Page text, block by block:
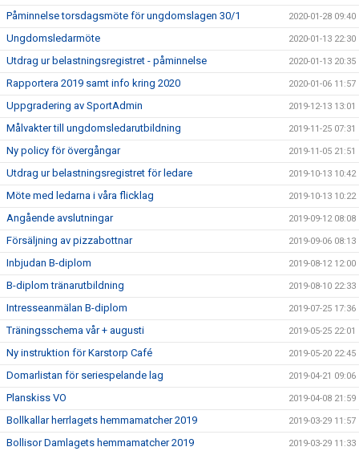
Påminnelse torsdagsmöte för ungdomslagen 30/1 2020-01-28 09:40
Ungdomsledarmöte 2020-01-13 22:30
Utdrag ur belastningsregistret - påminnelse 2020-01-13 20:35
Rapportera 2019 samt info kring 2020 2020-01-06 11:57
Uppgradering av SportAdmin 2019-12-13 13:01
Målvakter till ungdomsledarutbildning 2019-11-25 07:31
Ny policy för övergångar 2019-11-05 21:51
Utdrag ur belastningsregistret för ledare 2019-10-13 10:42
Möte med ledarna i våra flicklag 2019-10-13 10:22
Angående avslutningar 2019-09-12 08:08
Försäljning av pizzabottnar 2019-09-06 08:13
Inbjudan B-diplom 2019-08-12 12:00
B-diplom tränarutbildning 2019-08-10 22:33
Intresseanmälan B-diplom 2019-07-25 17:36
Träningsschema vår + augusti 2019-05-25 22:01
Ny instruktion för Karstorp Café 2019-05-20 22:45
Domarlistan för seriespelande lag 2019-04-21 09:06
Planskiss VO 2019-04-08 21:59
Bollkallar herrlagets hemmamatcher 2019 2019-03-29 11:57
Bollisor Damlagets hemmamatcher 2019 2019-03-29 11:33